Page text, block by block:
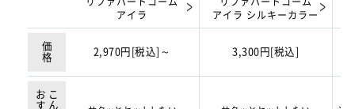
アイラ
アイラ シルキーカラー
価格 2,970円[税込]～ 3,300円[税込]